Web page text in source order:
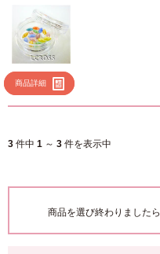
商品詳細
3 件中 1 ～ 3 件を表示中
商品を選び終わりましたら